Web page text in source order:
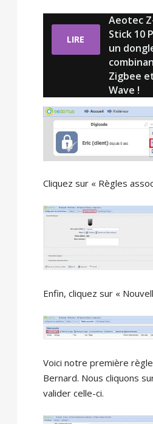
LIRE
Aeotec
Stick 10
un
Zigbee
Wave !
Cliquez sur « Règles
Enfin, cliquez sur «
Voici notre première
Bernard. Nous cliquons
valider celle-ci.